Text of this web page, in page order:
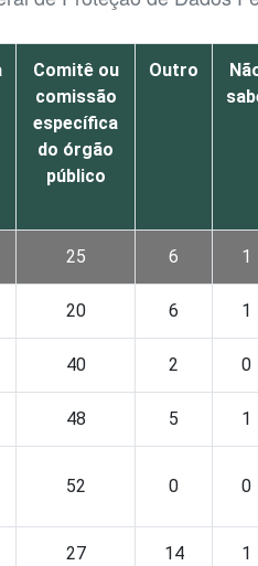
Comitê ou
comissão
específica
do órgão
público
Outro
25 6 1
20 6 1
40 2 0
48 5 1
52 0 0
27 14 1